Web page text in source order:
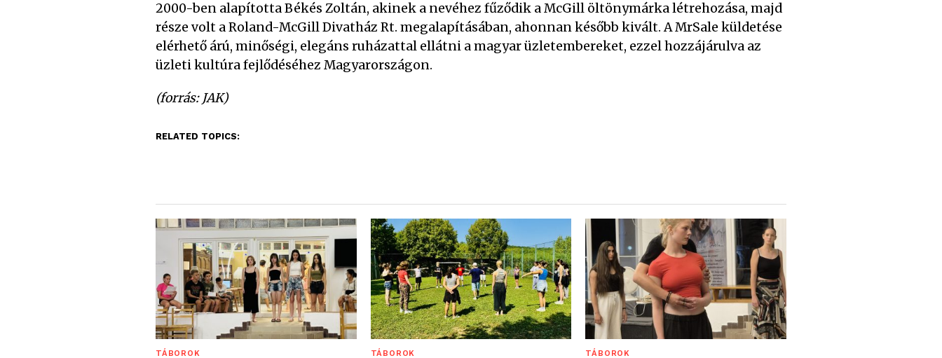
2000-ben alapította Békés Zoltán, akinek a nevéhez fűződik a McGill öltönymárka létrehozása, majd
része volt a Roland-McGill Divatház Rt. megalapításában, ahonnan később kivált. A MrSale küldetése
elérhető árú, minőségi, elegáns ruházattal ellátni a magyar üzletembereket, ezzel hozzájárulva az
üzleti kultúra fejlődéséhez Magyarországon.
(forrás: JAK)
RELATED TOPICS:
TÁBOROK TÁBOROK TÁBOROK